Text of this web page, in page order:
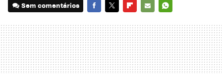
Sem comentários
MAIL